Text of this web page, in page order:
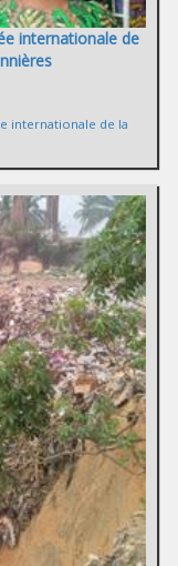
internationale de
internationale de la